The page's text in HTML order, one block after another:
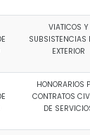
VIATICOS Y
SUBSISTENCIAS
EXTERIOR
HONORARIOS
CONTRATOS
DE